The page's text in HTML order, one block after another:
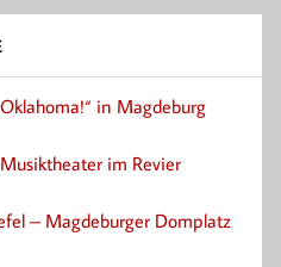
in Magdeburg
im Revier
– Magdeburger Domplatz